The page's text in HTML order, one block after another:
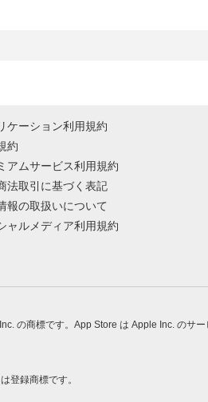
ケーション利用規約
約
アムサービス利用規約
法取引に基づく表記
報の取扱いについて
ャルメディア利用規約
の商標です。App Store は Apple Inc. のサー
登録商標です。